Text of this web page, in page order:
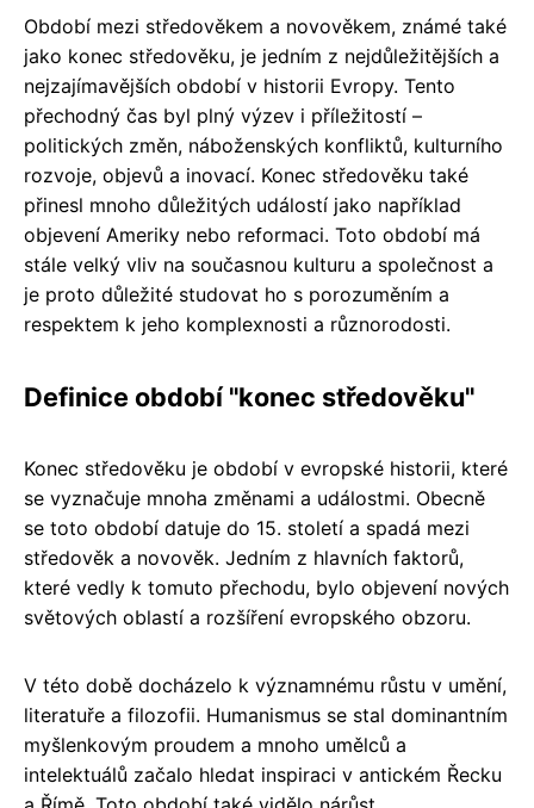
Období mezi středověkem a novověkem, známé také
jako konec středověku, je jedním z nejdůležitějších a
nejzajímavějších období v historii Evropy. Tento
přechodný čas byl plný výzev i příležitostí –
politických změn, náboženských konfliktů, kulturního
rozvoje, objevů a inovací. Konec středověku také
přinesl mnoho důležitých událostí jako například
objevení Ameriky nebo reformaci. Toto období má
stále velký vliv na současnou kulturu a společnost a
je proto důležité studovat ho s porozuměním a
respektem k jeho komplexnosti a různorodosti.
Definice období "konec středověku"
Konec středověku je období v evropské historii, které
se vyznačuje mnoha změnami a událostmi. Obecně
se toto období datuje do 15. století a spadá mezi
středověk a novověk. Jedním z hlavních faktorů,
které vedly k tomuto přechodu, bylo objevení nových
světových oblastí a rozšíření evropského obzoru.
V této době docházelo k významnému růstu v umění,
literatuře a filozofii. Humanismus se stal dominantním
myšlenkovým proudem a mnoho umělců a
intelektuálů začalo hledat inspiraci v antickém Řecku